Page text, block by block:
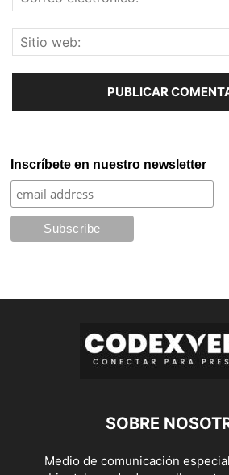
Inscríbete en nuestro newsletter
SOBRE
Medio de comunicación